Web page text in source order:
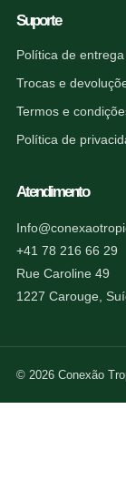
Suporte
Política de entrega
Trocas e
Termos e
Política de
Atendimento
+41 78 216 66 29
Rue Caroline 49
1227 Carouge,
© 2026 Conexão